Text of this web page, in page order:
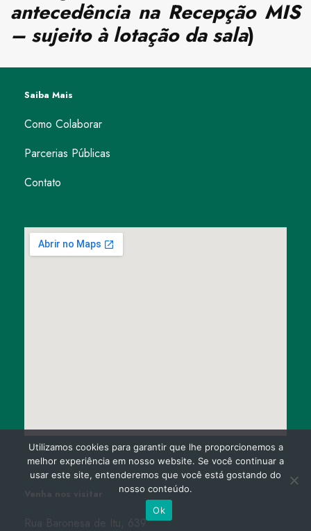
antecedência na Recepção MIS
– sujeito à lotação da sala)
Saiba Mais
Como Colaborar
Parcerias Públicas
Contato
Venha nos visitar
Rua Baronesa de Itu, 639
Utilizamos cookies para garantir que lhe proporcionemos a
melhor experiência em nosso website. Se você continuar a
usar este site, entenderemos que você está gostando do
nosso conteúdo.
Ok